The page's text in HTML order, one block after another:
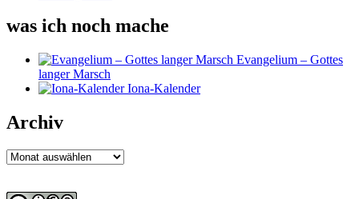
was ich noch mache
Evangelium – Gottes
langer Marsch
Iona-Kalender
Archiv
Archiv